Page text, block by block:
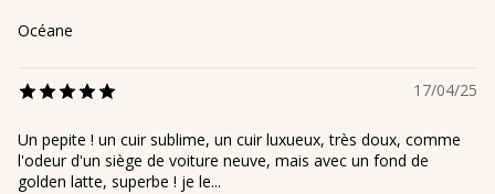
Océane
17/04/25
Un pepite ! un cuir sublime, un cuir luxueux, très doux, comme
l'odeur d'un siège de voiture neuve, mais avec un fond de
golden latte, superbe ! je le...